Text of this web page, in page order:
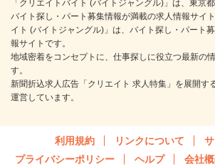
「クリエイトバイト (バイトジャングル)」は、東京
バイト探し・パート募集情報が満載の求人情報サイ
イト (バイトジャングル)」は、バイト探し・パート
報サイトです。
地域密着をコンセプトに、仕事探しに役立つ最新の
す。
新聞折込求人広告「クリエイト 求人特集」を展開す
運営しています。
利用規約 リンクについて
プライバシーポリシー
ヘルプ 会社